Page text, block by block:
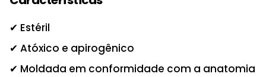
✔ Estéril
✔ Atóxico e apirogênico
✔ Moldada em conformidade com a anatomia